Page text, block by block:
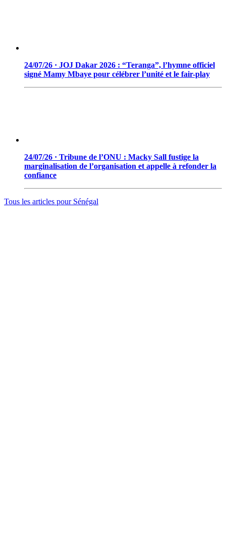
24/07/26 · JOJ Dakar 2026 : “Teranga”, l’hymne officiel
signé Mamy Mbaye pour célébrer l’unité et le fair-play
24/07/26 · Tribune de l’ONU : Macky Sall fustige la
marginalisation de l’organisation et appelle à refonder la
confiance
Tous les articles pour Sénégal